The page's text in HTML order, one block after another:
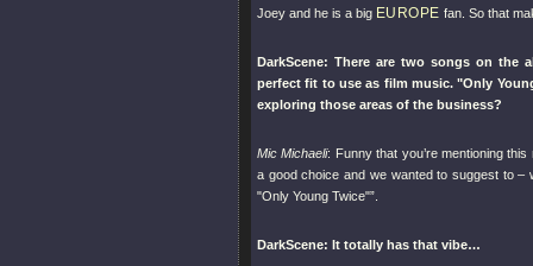
Joey and he is a big EUROPE fan. So that
DarkScene: There are two songs on the
perfect fit to use as film music."Only
exploring those areas of the business?
Mic Michaeli: Funny that you’re mentioning
a good choice and we wanted to suggest to –
"Only Young Twice"”.
DarkScene: It totally has that vibe…